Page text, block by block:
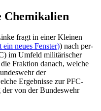
fragt in einer Kleinen
neues Fenster)) nach per-
im Umfeld militärischer
Fraktion danach, welche
der
Ergebnisse zur PFC-
von der Bundeswehr